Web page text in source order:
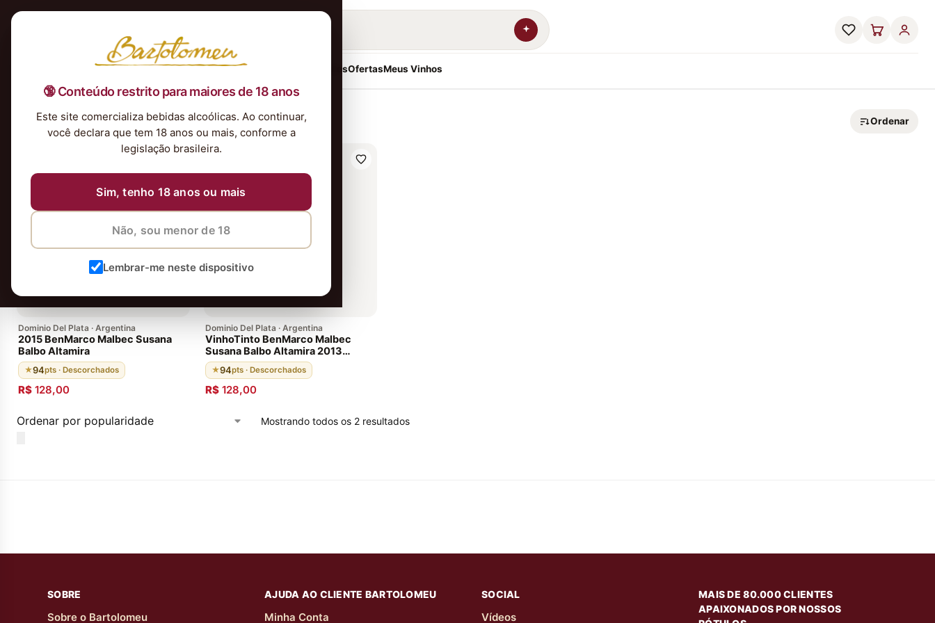
🔞 Conteúdo restrito para maiores de 18 anos
Este site comercializa bebidas alcoólicas. Ao continuar,
você declara que tem 18 anos ou mais, conforme a
legislação brasileira.
Sim, tenho 18 anos ou mais
Não, sou menor de 18
Lembrar-me neste dispositivo
Nossa Seleção TintosBrancosEspumantesRosés Kits & PresentesOfertasMeus Vinhos
2 vinhos Ordenar
Dominio Del Plata · Argentina
2015 BenMarco Malbec Susana
Balbo Altamira
★94pts · Descorchados
R$ 128,00
Dominio Del Plata · Argentina
VinhoTinto BenMarco Malbec
Susana Balbo Altamira 2013
Mendonza Argentina
★94pts · Descorchados
R$ 128,00
Mostrando todos os 2 resultados
SOBRE
Sobre o Bartolomeu
AJUDA AO CLIENTE BARTOLOMEU
Minha Conta
SOCIAL
Vídeos
MAIS DE 80.000 CLIENTES
APAIXONADOS POR NOSSOS